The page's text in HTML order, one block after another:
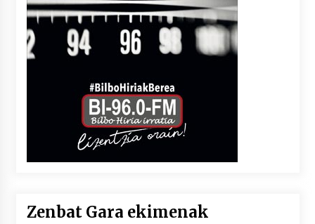
Zenbat Gara ekimenak